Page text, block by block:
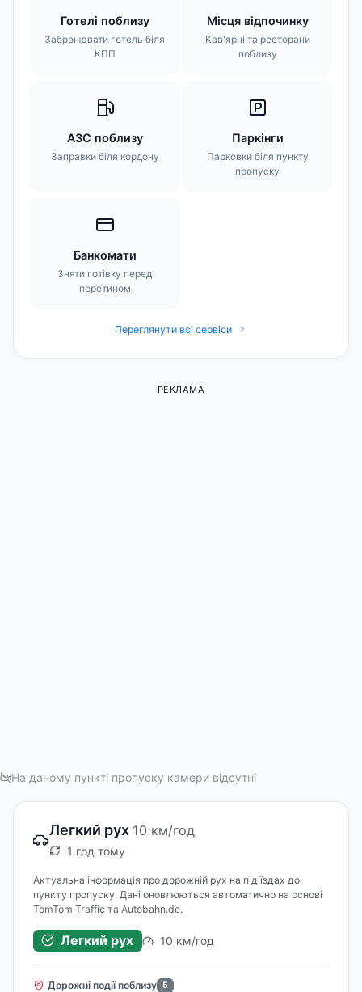
Готелі поблизу
Забронювати готель біля
КПП
Місця відпочинку
Кав'ярні та ресторани
поблизу
АЗС поблизу
Заправки біля кордону
Паркінги
Парковки біля пункту
пропуску
Банкомати
Зняти готівку перед
перетином
Переглянути всі сервіси
РЕКЛАМА
На даному пункті пропуску камери відсутні
Легкий рух 10 км/год
1 год тому
Актуальна інформація про дорожній рух на під'їздах до
пункту пропуску. Дані оновлюються автоматично на основі
TomTom Traffic та Autobahn.de.
Легкий рух 10 км/год
Дорожні події поблизу 5